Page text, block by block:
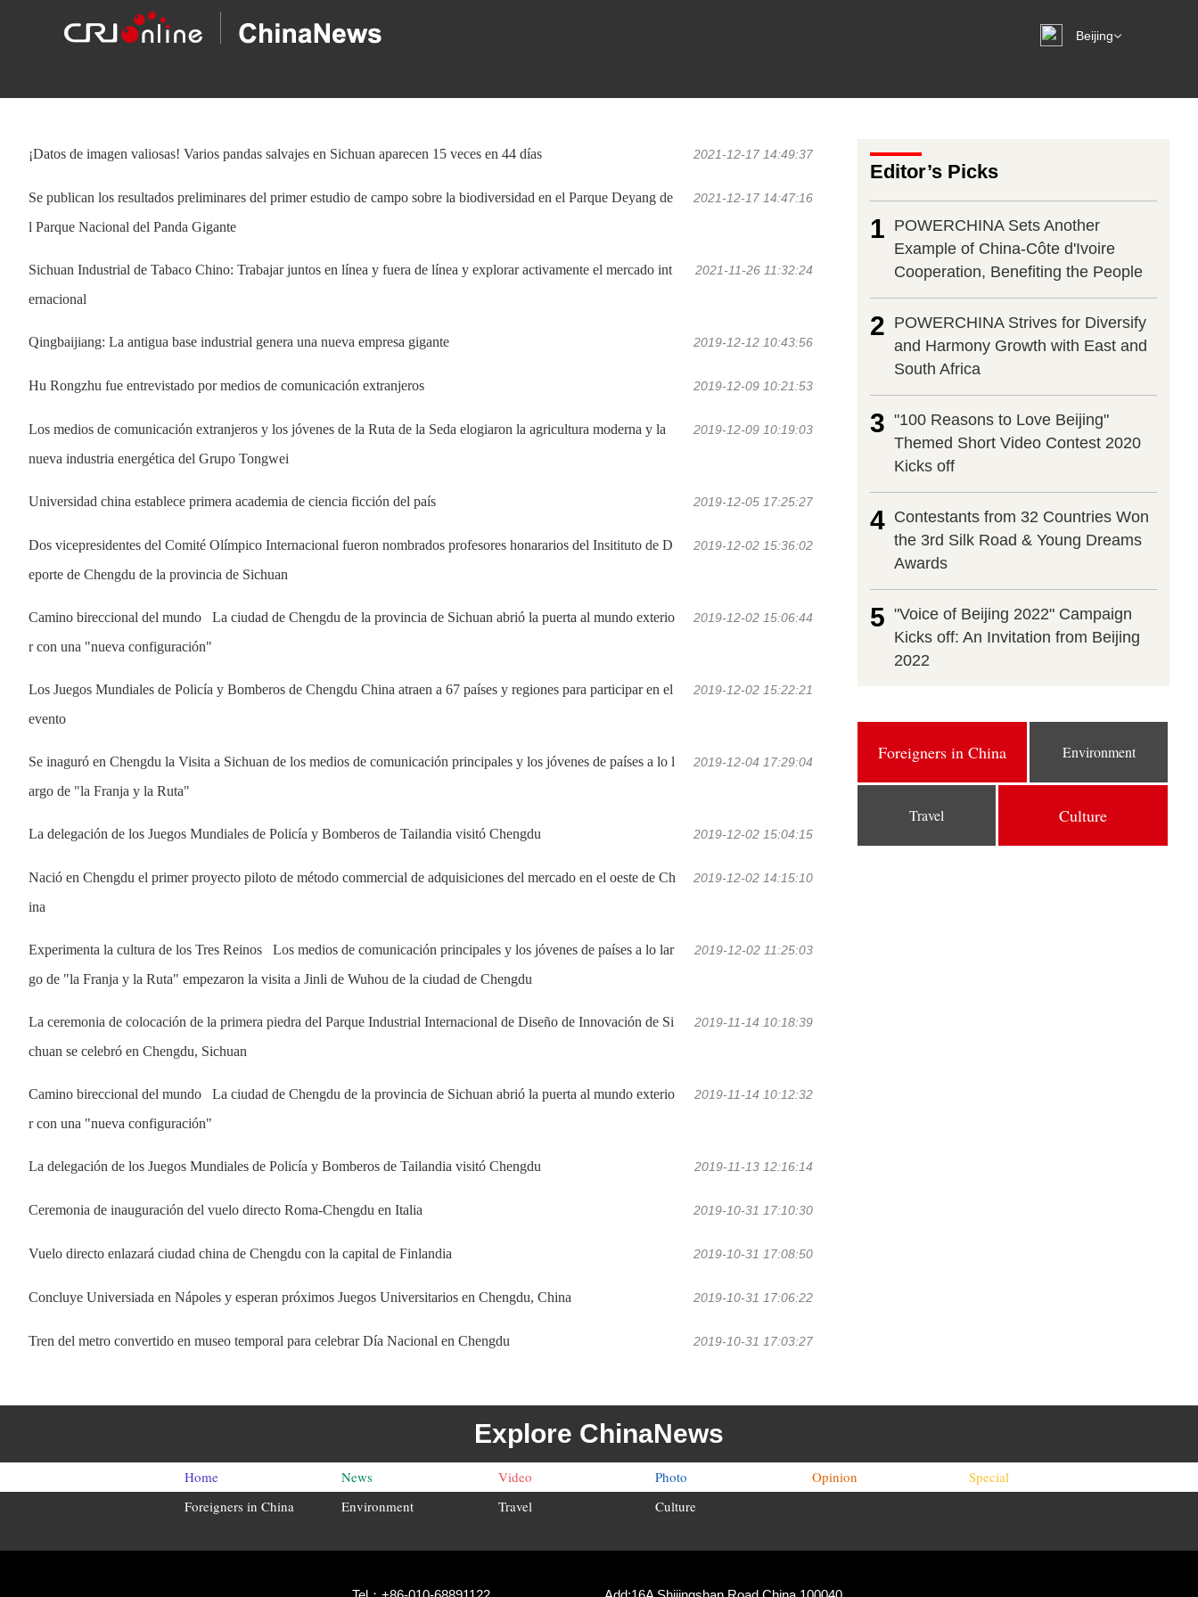
2021-12-17 14:49:37
¡Datos de imagen valiosas! Varios pandas salvajes en Sichuan aparecen 15 veces en 44 días
2021-12-17 14:47:16
Se publican los resultados preliminares del primer estudio de campo sobre la biodiversidad en el Parque Deyang de
l Parque Nacional del Panda Gigante
2021-11-26 11:32:24
Sichuan Industrial de Tabaco Chino: Trabajar juntos en línea y fuera de línea y explorar activamente el mercado int
ernacional
2019-12-12 10:43:56
Qingbaijiang: La antigua base industrial genera una nueva empresa gigante
2019-12-09 10:21:53
Hu Rongzhu fue entrevistado por medios de comunicación extranjeros
2019-12-09 10:19:03
Los medios de comunicación extranjeros y los jóvenes de la Ruta de la Seda elogiaron la agricultura moderna y la
nueva industria energética del Grupo Tongwei
2019-12-05 17:25:27
Universidad china establece primera academia de ciencia ficción del país
2019-12-02 15:36:02
Dos vicepresidentes del Comité Olímpico Internacional fueron nombrados profesores honararios del Insitituto de D
eporte de Chengdu de la provincia de Sichuan
2019-12-02 15:06:44
Camino bireccional del mundo   La ciudad de Chengdu de la provincia de Sichuan abrió la puerta al mundo exterio
r con una "nueva configuración"
2019-12-02 15:22:21
Los Juegos Mundiales de Policía y Bomberos de Chengdu China atraen a 67 países y regiones para participar en el
evento
2019-12-04 17:29:04
Se inaguró en Chengdu la Visita a Sichuan de los medios de comunicación principales y los jóvenes de países a lo l
argo de "la Franja y la Ruta"
2019-12-02 15:04:15
La delegación de los Juegos Mundiales de Policía y Bomberos de Tailandia visitó Chengdu
2019-12-02 14:15:10
Nació en Chengdu el primer proyecto piloto de método commercial de adquisiciones del mercado en el oeste de Ch
ina
2019-12-02 11:25:03
Experimenta la cultura de los Tres Reinos   Los medios de comunicación principales y los jóvenes de países a lo lar
go de "la Franja y la Ruta" empezaron la visita a Jinli de Wuhou de la ciudad de Chengdu
2019-11-14 10:18:39
La ceremonia de colocación de la primera piedra del Parque Industrial Internacional de Diseño de Innovación de Si
chuan se celebró en Chengdu, Sichuan
2019-11-14 10:12:32
Camino bireccional del mundo   La ciudad de Chengdu de la provincia de Sichuan abrió la puerta al mundo exterio
r con una "nueva configuración"
2019-11-13 12:16:14
La delegación de los Juegos Mundiales de Policía y Bomberos de Tailandia visitó Chengdu
2019-10-31 17:10:30
Ceremonia de inauguración del vuelo directo Roma-Chengdu en Italia
2019-10-31 17:08:50
Vuelo directo enlazará ciudad china de Chengdu con la capital de Finlandia
2019-10-31 17:06:22
Concluye Universiada en Nápoles y esperan próximos Juegos Universitarios en Chengdu, China
2019-10-31 17:03:27
Tren del metro convertido en museo temporal para celebrar Día Nacional en Chengdu
Editor’s Picks
1 POWERCHINA Sets Another
Example of China-Côte d'Ivoire
Cooperation, Benefiting the People
2 POWERCHINA Strives for Diversify
and Harmony Growth with East and
South Africa
3 "100 Reasons to Love Beijing"
Themed Short Video Contest 2020
Kicks off
4 Contestants from 32 Countries Won
the 3rd Silk Road & Young Dreams
Awards
5 "Voice of Beijing 2022" Campaign
Kicks off: An Invitation from Beijing
2022
Foreigners in China Environment
Travel Culture